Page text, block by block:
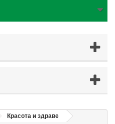
Красота и здраве